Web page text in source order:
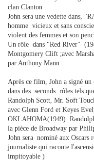
clan Clanton .
John sera une vedette dans,
homme vicieux et sans
violent des femmes et son
Un rôle dans "Red River"
Montgomery Clift ;avec
par Anthony Mann .
Après ce film, John a signé un
dans des seconds rôles tels
Randolph Scott, Mr. Soft
avec Glenn Ford et Keyes
OKLAHOMA(1949)
la pièce de Broadway par
John sera nominé aux
journaliste qui raconte
impitoyable )